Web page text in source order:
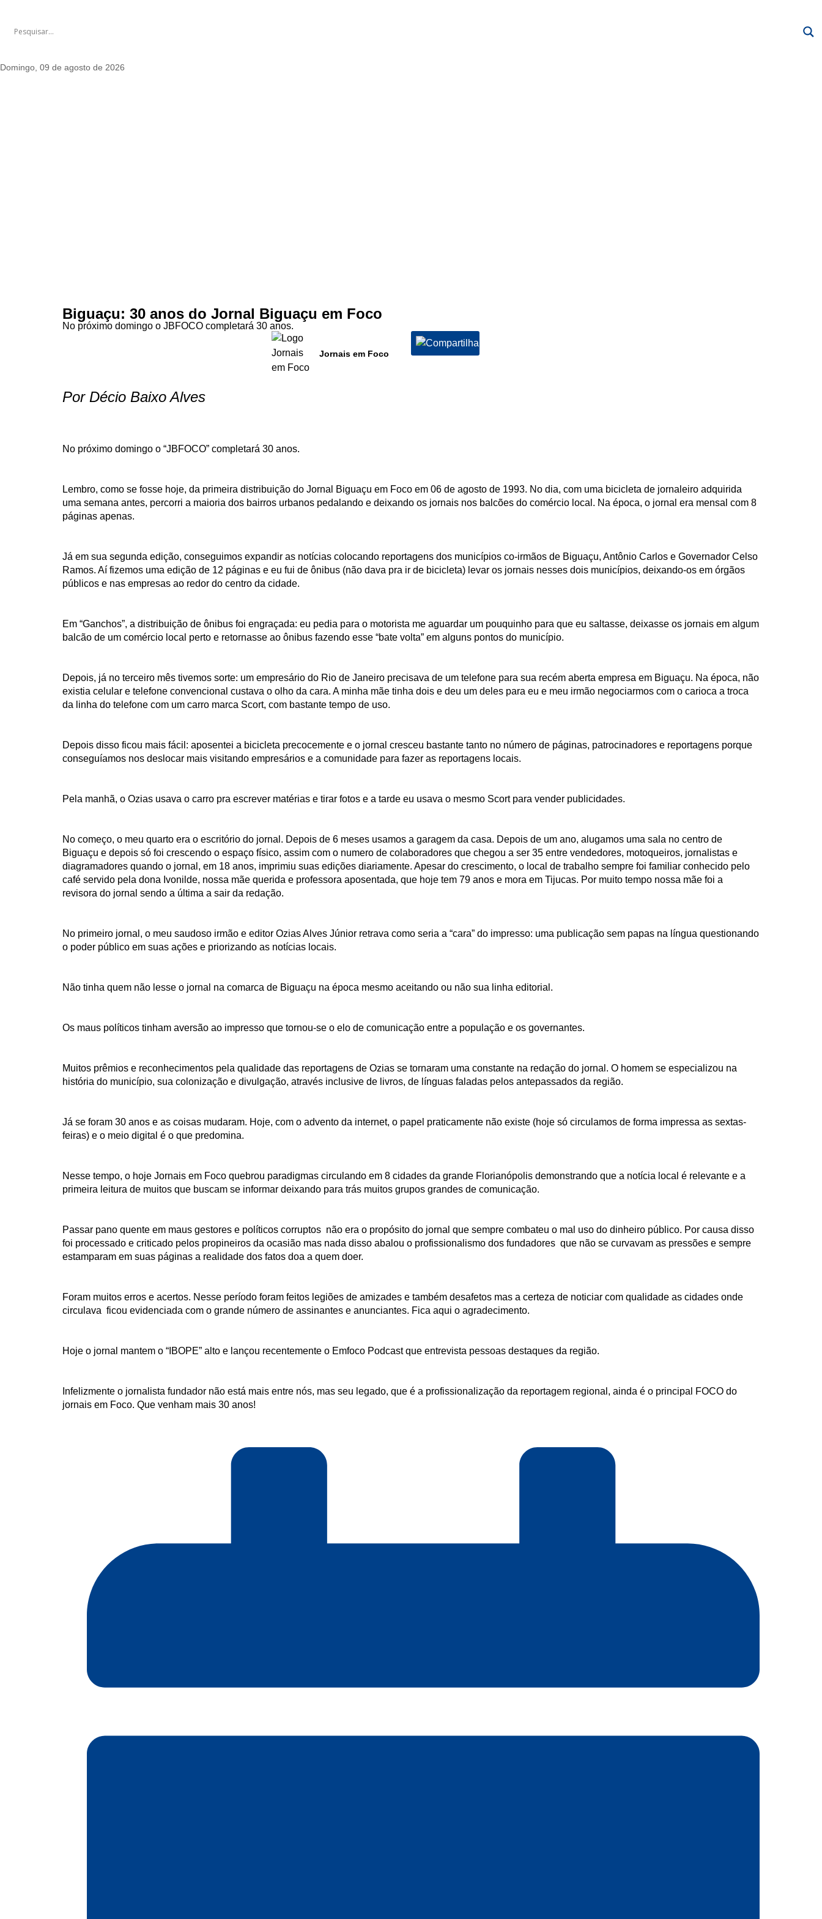
Domingo, 09 de agosto de 2026
Biguaçu: 30 anos do Jornal Biguaçu em Foco
No próximo domingo o JBFOCO completará 30 anos.
Jornais em Foco
Por Décio Baixo Alves
No próximo domingo o “JBFOCO” completará 30 anos.
Lembro, como se fosse hoje, da primeira distribuição do Jornal Biguaçu em Foco em 06 de agosto de 1993. No dia, com uma bicicleta de jornaleiro adquirida
uma semana antes, percorri a maioria dos bairros urbanos pedalando e deixando os jornais nos balcões do comércio local. Na época, o jornal era mensal com 8
páginas apenas.
Já em sua segunda edição, conseguimos expandir as notícias colocando reportagens dos municípios co-irmãos de Biguaçu, Antônio Carlos e Governador Celso
Ramos. Aí fizemos uma edição de 12 páginas e eu fui de ônibus (não dava pra ir de bicicleta) levar os jornais nesses dois municípios, deixando-os em órgãos
públicos e nas empresas ao redor do centro da cidade.
Em “Ganchos”, a distribuição de ônibus foi engraçada: eu pedia para o motorista me aguardar um pouquinho para que eu saltasse, deixasse os jornais em algum
balcão de um comércio local perto e retornasse ao ônibus fazendo esse “bate volta” em alguns pontos do município.
Depois, já no terceiro mês tivemos sorte: um empresário do Rio de Janeiro precisava de um telefone para sua recém aberta empresa em Biguaçu. Na época, não
existia celular e telefone convencional custava o olho da cara. A minha mãe tinha dois e deu um deles para eu e meu irmão negociarmos com o carioca a troca
da linha do telefone com um carro marca Scort, com bastante tempo de uso.
Depois disso ficou mais fácil: aposentei a bicicleta precocemente e o jornal cresceu bastante tanto no número de páginas, patrocinadores e reportagens porque
conseguíamos nos deslocar mais visitando empresários e a comunidade para fazer as reportagens locais.
Pela manhã, o Ozias usava o carro pra escrever matérias e tirar fotos e a tarde eu usava o mesmo Scort para vender publicidades.
No começo, o meu quarto era o escritório do jornal. Depois de 6 meses usamos a garagem da casa. Depois de um ano, alugamos uma sala no centro de
Biguaçu e depois só foi crescendo o espaço físico, assim com o numero de colaboradores que chegou a ser 35 entre vendedores, motoqueiros, jornalistas e
diagramadores quando o jornal, em 18 anos, imprimiu suas edições diariamente. Apesar do crescimento, o local de trabalho sempre foi familiar conhecido pelo
café servido pela dona Ivonilde, nossa mãe querida e professora aposentada, que hoje tem 79 anos e mora em Tijucas. Por muito tempo nossa mãe foi a
revisora do jornal sendo a última a sair da redação.
No primeiro jornal, o meu saudoso irmão e editor Ozias Alves Júnior retrava como seria a “cara” do impresso: uma publicação sem papas na língua questionando
o poder público em suas ações e priorizando as notícias locais.
Não tinha quem não lesse o jornal na comarca de Biguaçu na época mesmo aceitando ou não sua linha editorial.
Os maus políticos tinham aversão ao impresso que tornou-se o elo de comunicação entre a população e os governantes.
Muitos prêmios e reconhecimentos pela qualidade das reportagens de Ozias se tornaram uma constante na redação do jornal. O homem se especializou na
história do município, sua colonização e divulgação, através inclusive de livros, de línguas faladas pelos antepassados da região.
Já se foram 30 anos e as coisas mudaram. Hoje, com o advento da internet, o papel praticamente não existe (hoje só circulamos de forma impressa as sextas-
feiras) e o meio digital é o que predomina.
Nesse tempo, o hoje Jornais em Foco quebrou paradigmas circulando em 8 cidades da grande Florianópolis demonstrando que a notícia local é relevante e a
primeira leitura de muitos que buscam se informar deixando para trás muitos grupos grandes de comunicação.
Passar pano quente em maus gestores e políticos corruptos não era o propósito do jornal que sempre combateu o mal uso do dinheiro público. Por causa disso
foi processado e criticado pelos propineiros da ocasião mas nada disso abalou o profissionalismo dos fundadores que não se curvavam as pressões e sempre
estamparam em suas páginas a realidade dos fatos doa a quem doer.
Foram muitos erros e acertos. Nesse período foram feitos legiões de amizades e também desafetos mas a certeza de noticiar com qualidade as cidades onde
circulava ficou evidenciada com o grande número de assinantes e anunciantes. Fica aqui o agradecimento.
Hoje o jornal mantem o “IBOPE” alto e lançou recentemente o Emfoco Podcast que entrevista pessoas destaques da região.
Infelizmente o jornalista fundador não está mais entre nós, mas seu legado, que é a profissionalização da reportagem regional, ainda é o principal FOCO do
jornais em Foco. Que venham mais 30 anos!